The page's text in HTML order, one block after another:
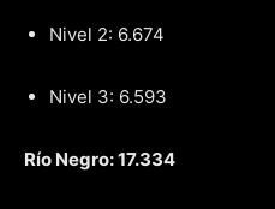
Nivel 2: 6.674
Nivel 3: 6.593
Río Negro: 17.334